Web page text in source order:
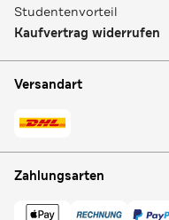
Studentenvorteil
Kaufvertrag widerrufen
Versandart
Zahlungsarten